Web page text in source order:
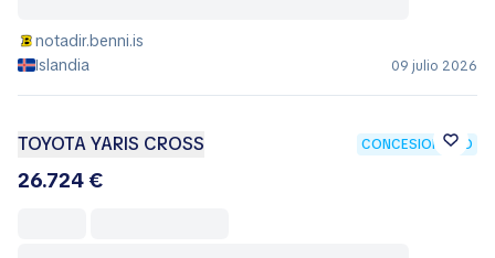
notadir.benni.is
Islandia
09 julio 2026
TOYOTA YARIS CROSS CONCESIONARIO
26.724 €